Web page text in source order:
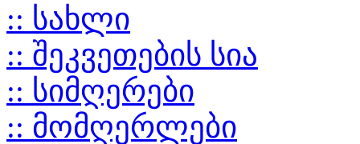
:: სახლი
:: შეკვეთების სია
:: სიმღერები
:: მომღერლები